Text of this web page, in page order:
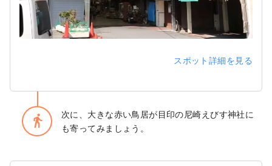
スポット詳細を見る
directions_walk
次に、大きな赤い鳥居が目印の尼崎えびす神社に
も寄ってみましょう。